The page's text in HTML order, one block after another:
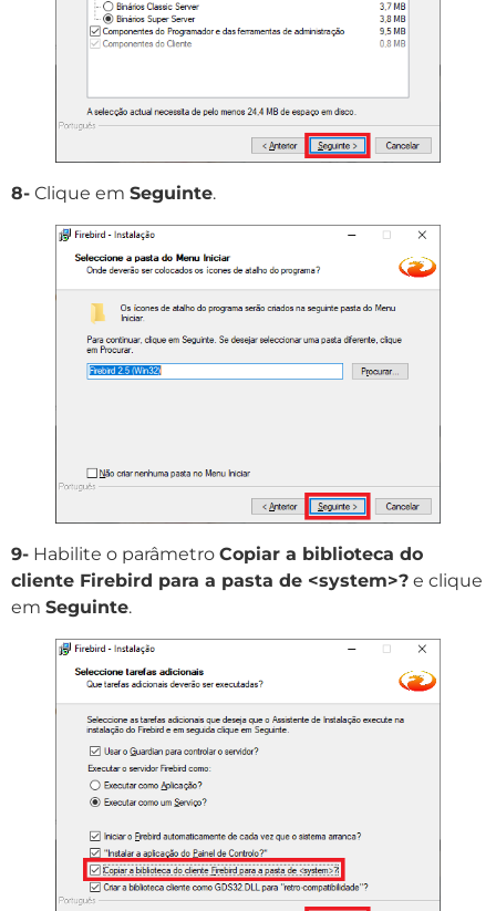
8- Clique em Seguinte.
9- Habilite o parâmetro Copiar a biblioteca do
cliente Firebird para a pasta de <system>? e clique
em Seguinte.